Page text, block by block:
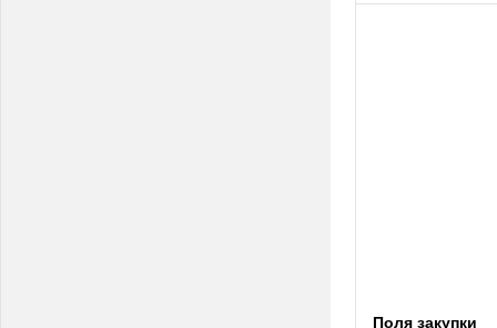
Поля закупки